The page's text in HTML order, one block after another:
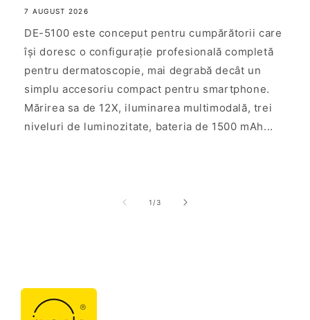
7 AUGUST 2026
DE-5100 este conceput pentru cumpărătorii care
își doresc o configurație profesională completă
pentru dermatoscopie, mai degrabă decât un
simplu accesoriu compact pentru smartphone.
Mărirea sa de 12X, iluminarea multimodală, trei
niveluri de luminozitate, bateria de 1500 mAh...
1 /de
3